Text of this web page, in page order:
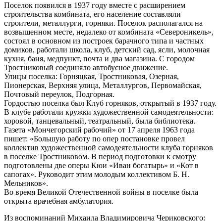
Поселок появился в 1937 году вместе с расширением
строительства комбината, его население составляли
строители, металлурги, горняки. Поселок располагался на
возвышенном месте, недалеко от комбината «Североникель»,
состоял в основном из построек барачного типа и частных
домиков, работали школа, клуб, детский сад, ясли, молочная
кухня, баня, медпункт, почта и два магазина. С городом
Тростниковый соединяло автобусное движение.
Улицы поселка: Горняцкая, Тростниковая, Озерная,
Пионерская, Верхняя улица, Металлургов, Первомайская,
Почтовый переулок, Подгорная.
Гордостью поселка был Клуб горняков, открытый в 1937 году.
В клубе работали кружки художественной самодеятельности:
хоровой, танцевальный, театральный, была библиотека.
Газета «Мончегорский рабочий» от 17 апреля 1963 года
пишет: «Большую работу по опер постановке провел
коллектив художественной самодеятельности клуба горняков
в поселке Тростниковом. В период подготовки к смотру
подготовлены две оперы Кюи «Иван богатырь» и «Кот в
сапогах». Руководит этим молодым коллективом Б. Н.
Мельников».
Во время Великой Отечественной войны в поселке была
открыта врачебная амбулатория.
Из воспоминаний Михаила Владимировича Чериковского: